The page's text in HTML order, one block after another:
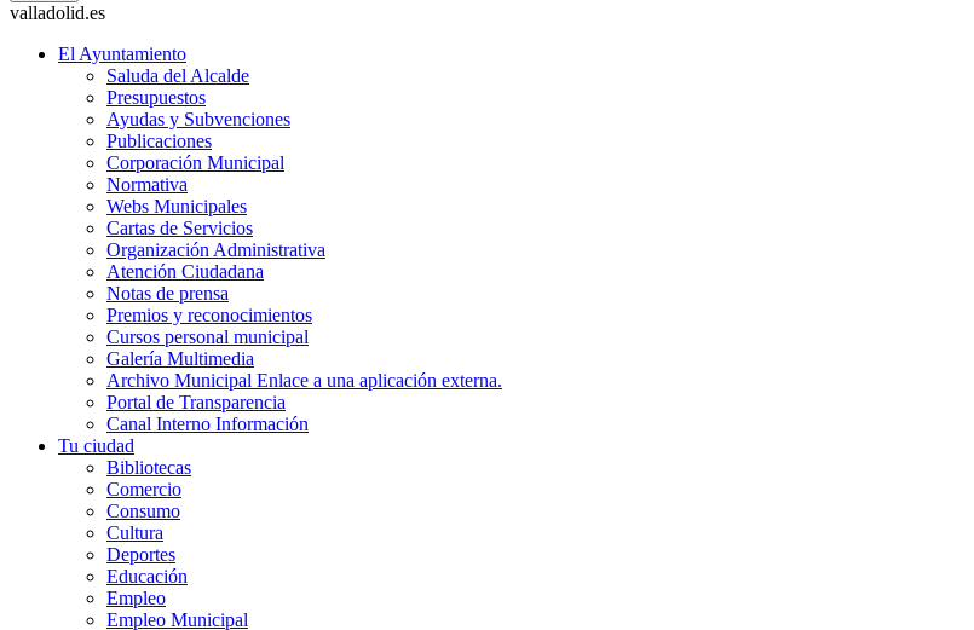
valladolid.es
El Ayuntamiento
Saluda del Alcalde
Presupuestos
Ayudas y Subvenciones
Publicaciones
Corporación Municipal
Normativa
Webs Municipales
Cartas de Servicios
Organización Administrativa
Atención Ciudadana
Notas de prensa
Premios y reconocimientos
Cursos personal municipal
Galería Multimedia
Archivo Municipal Enlace a una aplicación externa.
Portal de Transparencia
Canal Interno Información
Tu ciudad
Bibliotecas
Comercio
Consumo
Cultura
Deportes
Educación
Empleo
Empleo Municipal